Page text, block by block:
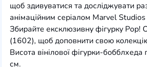
щоб здивуватися та досліджувати
анімаційним серіалом Marvel
Збирайте ексклюзивну фігурку Pop!
(1602), щоб доповнити свою
Висота вінілової фігурки-
см.